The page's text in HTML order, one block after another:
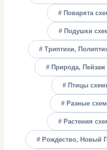
# Поварята
# Подушки
# Триптихи,
# Природа,
# Птицы
# Разные
# Растения
# Рождество, Новый